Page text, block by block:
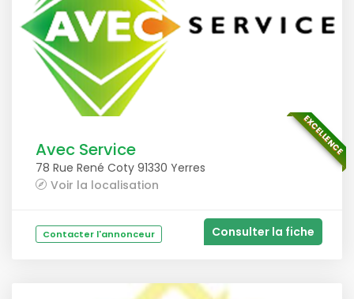
EXCELLENCE
Avec Service
78 Rue René Coty 91330 Yerres
Voir la localisation
Contacter l'annonceur Consulter la fiche